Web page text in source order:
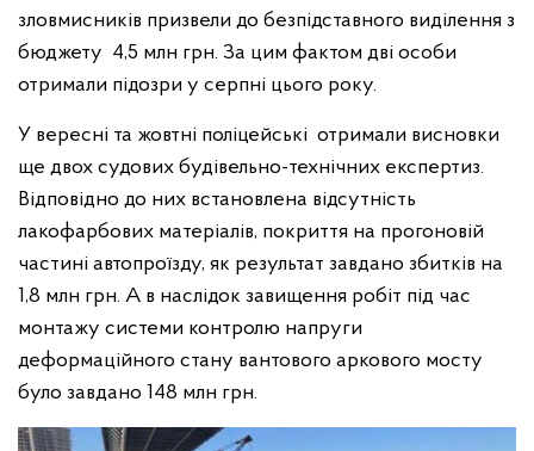
зловмисників призвели до безпідставного виділення з
бюджету 4,5 млн грн. За цим фактом дві особи
отримали підозри у серпні цього року.
У вересні та жовтні поліцейські отримали висновки
ще двох судових будівельно-технічних експертиз.
Відповідно до них встановлена відсутність
лакофарбових матеріалів, покриття на прогоновій
частині автопроїзду, як результат завдано збитків на
1,8 млн грн. А в наслідок завищення робіт під час
монтажу системи контролю напруги
деформаційного стану вантового аркового мосту
було завдано 148 млн грн.